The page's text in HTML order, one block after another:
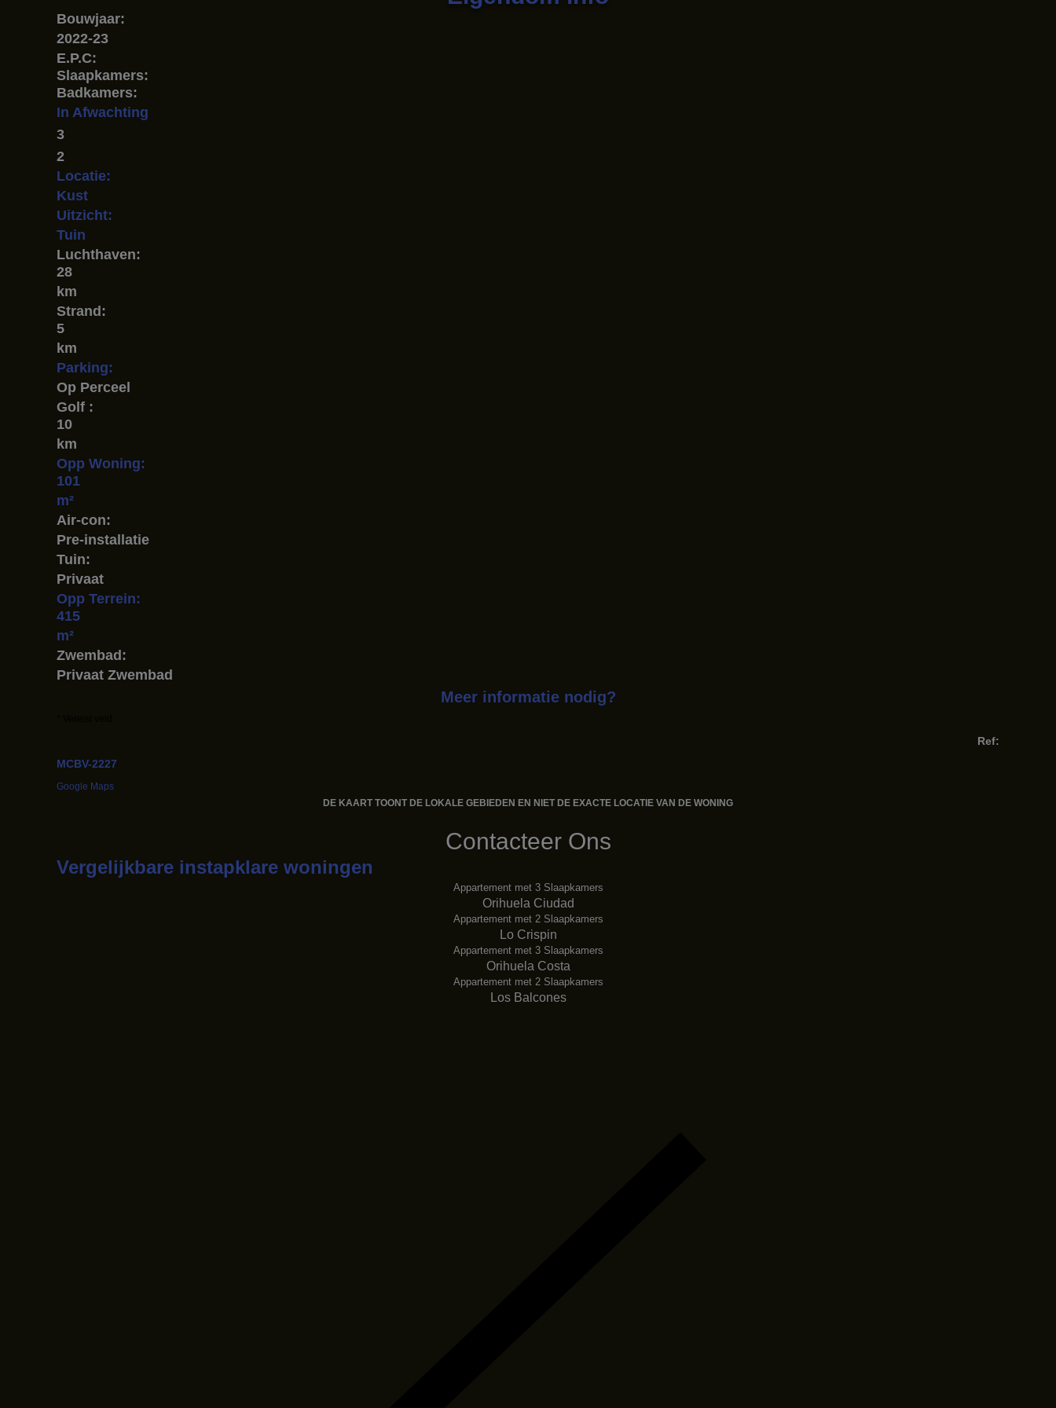
Bouwjaar:
2022-23
E.P.C:
Slaapkamers:
Badkamers:
In Afwachting
3
2
Locatie:
Kust
Uitzicht:
Tuin
Luchthaven:
28
km
Strand:
5
km
Parking:
Op Perceel
Golf :
10
km
Opp Woning:
101
m²
Air-con:
Pre-installatie
Tuin:
Privaat
Opp Terrein:
415
m²
Zwembad:
Privaat Zwembad
Meer informatie nodig?
Ref:
MCBV-2227
Google Maps
DE KAART TOONT ​​DE LOKALE GEBIEDEN EN NIET DE EXACTE LOCATIE VAN DE WONING
Contacteer Ons
Vergelijkbare instapklare woningen
Appartement met 3 Slaapkamers
Orihuela Ciudad
Appartement met 2 Slaapkamers
Lo Crispin
Appartement met 3 Slaapkamers
Orihuela Costa
Appartement met 2 Slaapkamers
Los Balcones